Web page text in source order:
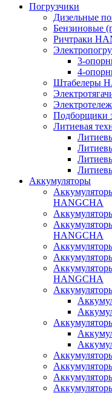
Погрузчики
Дизельные
Бензиновые
Ричтраки
3-
4-
Штабелеры
Подборщики
Литиевая
Аккумуляторы
HANGCHA
HANGCHA
HANGCHA